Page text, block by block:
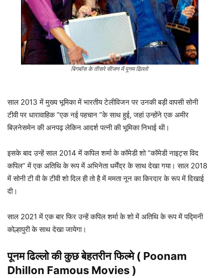
बिगबॉस के तीसरे सीजन में पूनम ढिल्लो
साल 2013 में मुख्य भूमिका में भारतीय टेलीविजन पर उनकी बड़ी वापसी सोनी
टीवी पर धारावाहिक ”एक नई पहचान ”के साथ हुई, जहां उन्होंने एक अमीर
बिज़नेसमेन की अनपढ़ लेकिन आदर्श पत्नी की भूमिका निभाई थी।
इसके बाद उन्हें साल 2014 में कपिल शर्मा के कॉमेडी शो ”कॉमेडी नाइट्स विद
कपिल” में एक अतिथि के रूप में अभिनेता धर्मेंद्र के साथ देखा गया। साल 2018
में सोनी टी वी के टीवी शो दिल ही तो है में ममता नून का किरदार के रूप में दिखाई
दी।
साल 2021 में एक बार फिर उन्हें कपिल शर्मा के शो में अतिथि के रूप में पद्मिनी
कोल्हापुरी के साथ देखा जायेगा।
पूनम ढिल्लोकी कुछ बेहतरीन फिल्मे ( Poonam
Dhillon Famous Movies )